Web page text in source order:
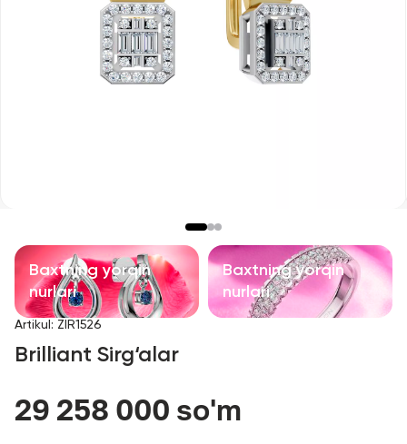
Bilaguzuklar
Aksessuarlar
Barcha
Biz haqimizda
Do'kon topish
Baxtning yorqin
nurlari
Baxtning yorqin
nurlari
Artikul : ZIR1526
Brilliant Sirg‘alar
29 258 000 so'm